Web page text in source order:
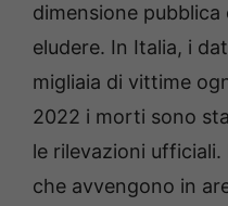
dimensione
eludere. In Italia, i
migliaia di vittime
2022 i morti sono
le rilevazioni
che avvengono in